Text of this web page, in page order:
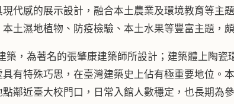
代感的展示設計，融合本土農業及環境教育等主
土濕地植物、防疫檢驗、本土水果等豐富主題，
為著名的張肇康建築師所設計；建築體上陶瓷
有特殊巧思，在臺灣建築史上佔有極重要地位。
鄰近臺大校門口，日常入館人數穩定，也長期為